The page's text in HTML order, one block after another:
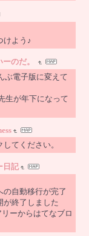
けよう♪
のだ。
ぶ電子版に変えて
生が年下になって
てください。
日記
の自動移行が完了
が終了しました
ーからはてなブロ